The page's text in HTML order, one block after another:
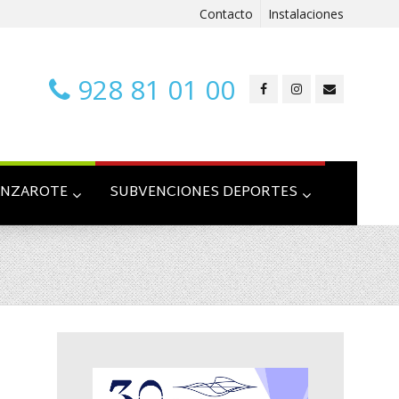
Contacto Instalaciones
928 81 01 00
SUBVENCIONES DEPORTES